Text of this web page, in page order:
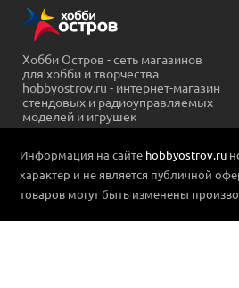
Хобби Остров - сеть магазинов
для хобби и творчества
hobbyostrov.ru - интернет-магазин
стендовых и радиоуправляемых
моделей и игрушек
Информация на сайте hobbyostrov.ru
характер и не является публичной
товаров могут быть изменены